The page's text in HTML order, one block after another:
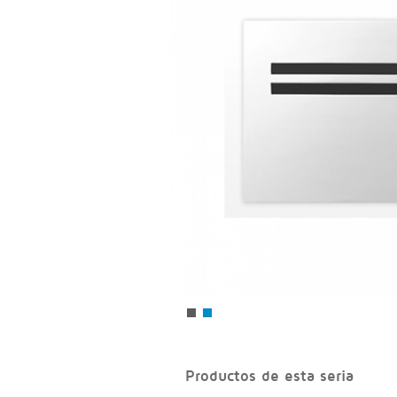
Productos de esta seria